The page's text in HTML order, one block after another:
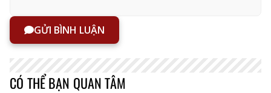
GỬI BÌNH LUẬN
CÓ THỂ BẠN QUAN TÂM